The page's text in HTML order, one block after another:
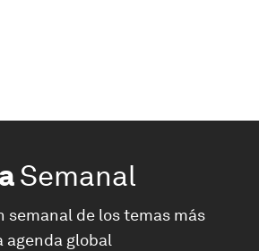
Semanal
semanal de los temas más
agenda global